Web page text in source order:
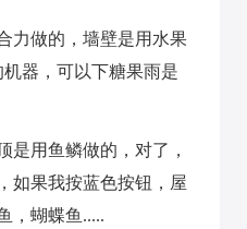
做的，墙壁是用水果
器，可以下糖果雨是
用鱼鳞做的，对了，
如果我按蓝色按钮，屋
，蝴蝶鱼.....